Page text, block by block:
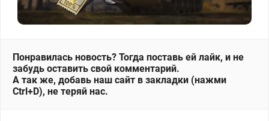
Понравилась новость? Тогда поставь ей лайк, и не
забудь оставить свой комментарий.
А так же, добавь наш сайт в закладки (нажми
Ctrl+D), не теряй нас.